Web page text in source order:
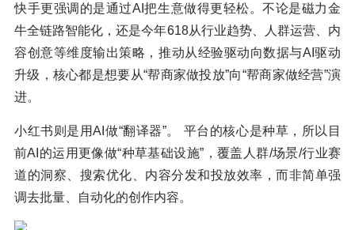
快手更强调的是通过AI把生意做得更轻松。不论是磁力金
牛全链路智能化，还是今年618从行业趋势、人群运营、内
容创意等维度输出策略，推动从经验驱动向数据与AI驱动
升级，核心都是想要从“帮商家做投放”向“帮商家做经营”演
进。
小红书则是用AI做“翻译器”。 平台的核心是种草，所以目
前AI的运用更像做“种草基础设施”，覆盖人群/场景/行业赛
道的洞察、搜索优化、内容分发和投放效率，而非简单强
调去批量、自动化的创作内容。